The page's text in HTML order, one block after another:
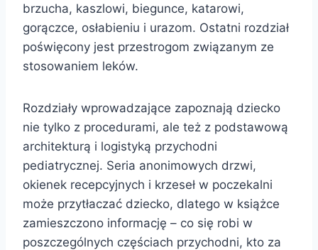
brzucha, kaszlowi, biegunce, katarowi,
gorączce, osłabieniu i urazom. Ostatni rozdział
poświęcony jest przestrogom związanym ze
stosowaniem leków.
Rozdziały wprowadzające zapoznają dziecko
nie tylko z procedurami, ale też z podstawową
architekturą i logistyką przychodni
pediatrycznej. Seria anonimowych drzwi,
okienek recepcyjnych i krzeseł w poczekalni
może przytłaczać dziecko, dlatego w książce
zamieszczono informację – co się robi w
poszczególnych częściach przychodni, kto za